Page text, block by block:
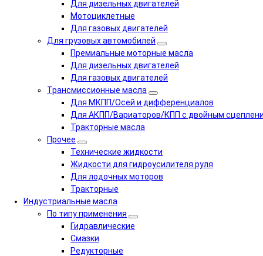
Для дизельных двигателей
Мотоциклетные
Для газовых двигателей
Для грузовых автомобилей
Премиальные моторные масла
Для дизельных двигателей
Для газовых двигателей
Трансмиссионные масла
Для МКПП/Осей и дифференциалов
Для АКПП/Вариаторов/КПП с двойным
Тракторные масла
Прочее
Технические жидкости
Жидкости для гидроусилителя руля
Для лодочных моторов
Тракторные
Индустриальные масла
По типу применения
Гидравлические
Cмазки
Редукторные